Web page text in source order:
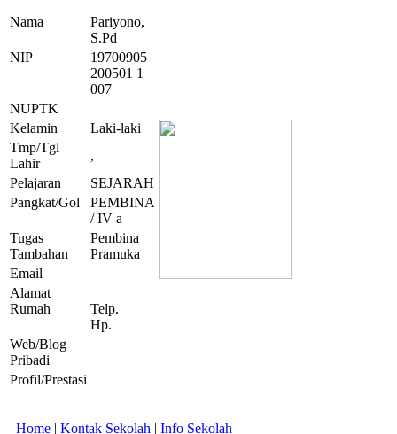
Nama
Pariyono,
S.Pd
NIP
19700905
200501 1
007
NUPTK
Kelamin
Laki-laki
Tmp/Tgl
Lahir
,
Pelajaran
SEJARAH
Pangkat/Gol
PEMBINA
/ IV a
Tugas
Tambahan
Pembina
Pramuka
Email
Alamat
Rumah
Telp.
Hp.
Web/Blog
Pribadi
Profil/Prestasi
Home | Kontak Sekolah | Info Sekolah